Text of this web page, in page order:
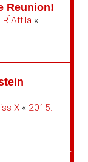
Reunion!
«
X« 2015.